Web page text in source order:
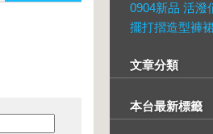
0904新品 活潑
擺打摺造型褲
文章分類
本台最新標籤